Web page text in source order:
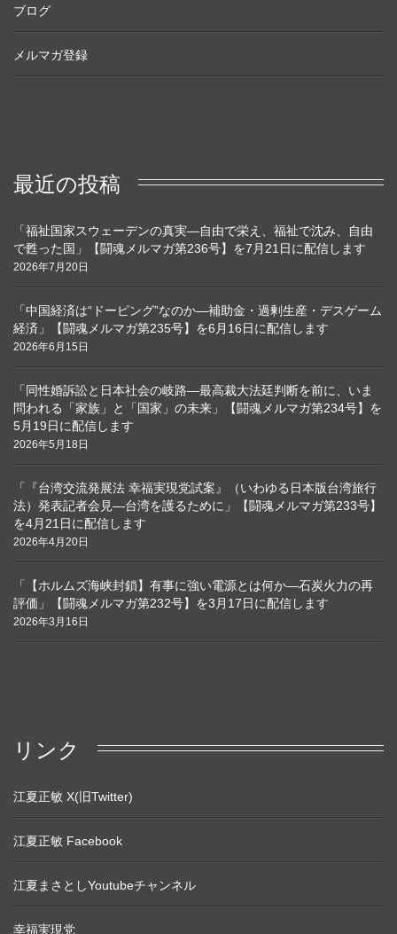
ブログ
メルマガ登録
最近の投稿
「福祉国家スウェーデンの真実―自由で栄え、福祉で沈み、自由
で甦った国」【闘魂メルマガ第236号】を7月21日に配信します
2026年7月20日
「中国経済は“ドーピング”なのか―補助金・過剰生産・デスゲーム
経済」【闘魂メルマガ第235号】を6月16日に配信します
2026年6月15日
「同性婚訴訟と日本社会の岐路―最高裁大法廷判断を前に、いま
問われる「家族」と「国家」の未来」【闘魂メルマガ第234号】を
5月19日に配信します
2026年5月18日
「『台湾交流発展法 幸福実現党試案』（いわゆる日本版台湾旅行
法）発表記者会見―台湾を護るために」【闘魂メルマガ第233号】
を4月21日に配信します
2026年4月20日
「【ホルムズ海峡封鎖】有事に強い電源とは何か―石炭火力の再
評価」【闘魂メルマガ第232号】を3月17日に配信します
2026年3月16日
リンク
江夏正敏 X(旧Twitter)
江夏正敏 Facebook
江夏まさとしYoutubeチャンネル
幸福実現党